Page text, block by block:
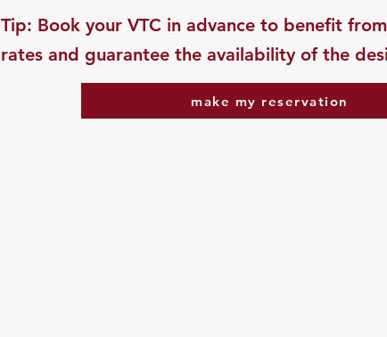
​Tip: Book your VTC in advance to benefit
rates and guarantee the availability of the
make my reservation